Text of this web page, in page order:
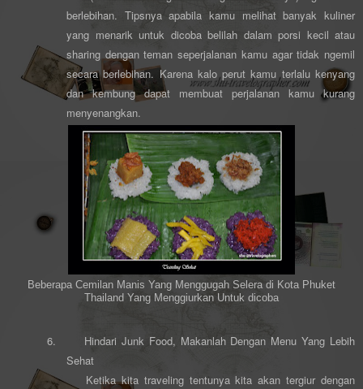
berlebihan. Tipsnya apabila kamu melihat banyak kuliner
yang menarik untuk dicoba belilah dalam porsi kecil atau
sharing dengan teman seperjalanan kamu agar tidak ngemil
secara berlebihan. Karena kalo perut kamu terlalu kenyang
dan kembung dapat membuat perjalanan kamu kurang
menyenangkan.
Beberapa Cemilan Manis Yang Menggugah Selera di Kota Phuket
Thailand Yang Menggiurkan Untuk dicoba
6.
Hindari Junk Food, Makanlah Dengan Menu Yang Lebih
Sehat
Ketika kita traveling tentunya kita akan tergiur dengan